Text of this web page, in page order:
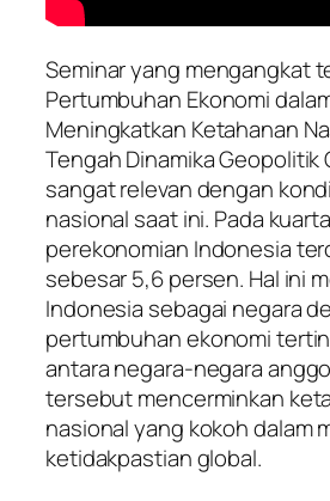
Seminar yang mengangkat
Pertumbuhan Ekonomi
Meningkatkan Ketahanan
Tengah Dinamika Geopolitik
sangat relevan dengan
nasional saat ini. Pada
perekonomian Indonesia
sebesar 5,6 persen. Hal ini
Indonesia sebagai negara
pertumbuhan ekonomi
antara negara-negara
tersebut mencerminkan
nasional yang kokoh dalam
ketidakpastian global.